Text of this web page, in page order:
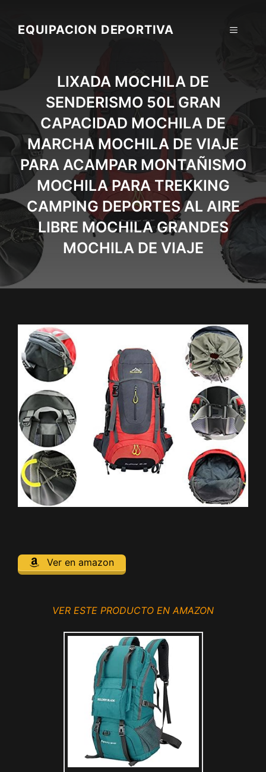
contentEQUIPACION DEPORTIVA MENU
LIXADA MOCHILA DE
SENDERISMO 50L GRAN
CAPACIDAD MOCHILA DE
MARCHA MOCHILA DE VIAJE
PARA ACAMPAR MONTAÑISMO
MOCHILA PARA TREKKING
CAMPING DEPORTES AL AIRE
LIBRE MOCHILA GRANDES
MOCHILA DE VIAJE
Ver en amazon
VER ESTE PRODUCTO EN AMAZON